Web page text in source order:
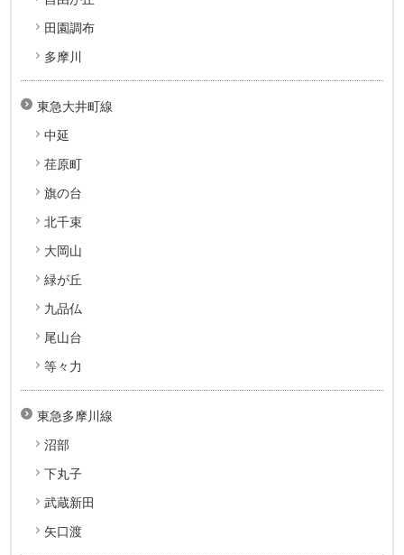
田園調布
多摩川
東急大井町線
中延
荏原町
旗の台
北千束
大岡山
緑が丘
九品仏
尾山台
等々力
東急多摩川線
沼部
下丸子
武蔵新田
矢口渡